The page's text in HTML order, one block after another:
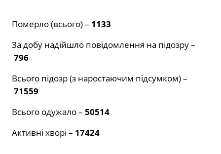
Померло (всього) – 1133
За добу надійшло повідомлення на підозру –
796
Всього підозр (з наростаючим підсумком) –
71559
Всього одужало – 50514
Активні хворі – 17424